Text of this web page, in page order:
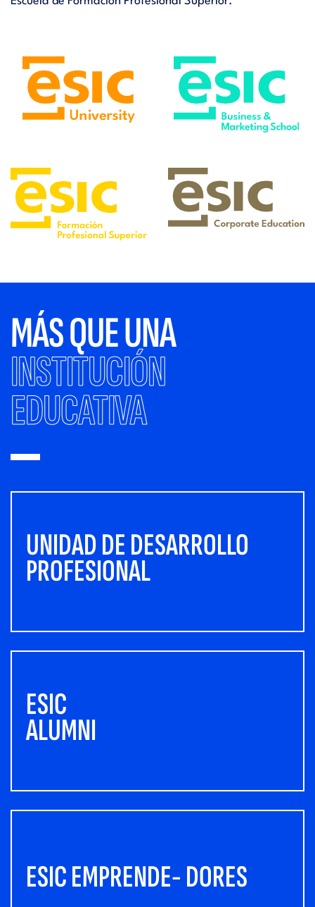
MÁS QUE UNA
INSTITUCIÓN
EDUCATIVA
UNIDAD DE DESARROLLO
PROFESIONAL
ESIC
ALUMNI
ESIC EMPRENDE- DORES